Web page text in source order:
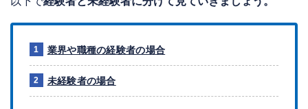
業界や職種の経験者の場合
未経験者の場合